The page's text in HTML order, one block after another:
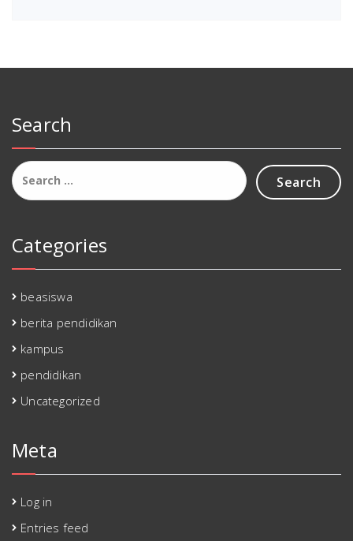
Search
Search
for:
Categories
beasiswa
berita pendidikan
kampus
pendidikan
Uncategorized
Meta
Log in
Entries feed